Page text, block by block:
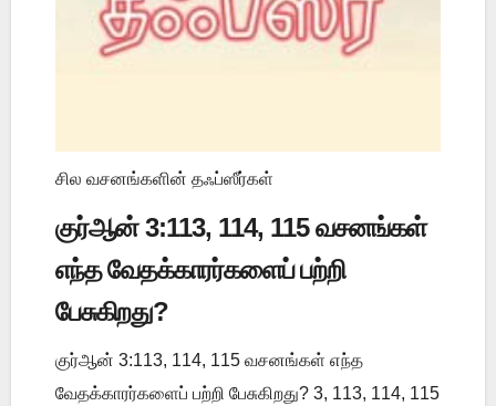
சில வசனங்களின் தஃப்ஸீர்கள்
குர்ஆன் 3:113, 114, 115 வசனங்கள்
எந்த வேதக்காரர்களைப் பற்றி
பேசுகிறது?
குர்ஆன் 3:113, 114, 115 வசனங்கள் எந்த
வேதக்காரர்களைப் பற்றி பேசுகிறது? 3, 113, 114, 115